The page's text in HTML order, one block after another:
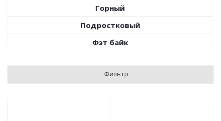
Горный
Подростковый
Фэт байк
Фильтр